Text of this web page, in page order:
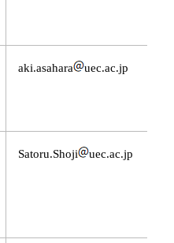
aki.asahara uec.ac.jp
Satoru.Shoji uec.ac.jp